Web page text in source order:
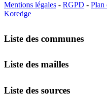
Mentions légales - RGPD - Plan
Koredge
Liste des communes
Liste des mailles
Liste des sources